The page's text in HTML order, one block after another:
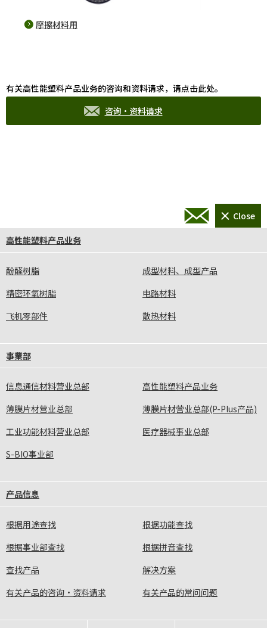
摩擦材料用
有关高性能塑料产品业务的咨询和资料请求，请点击此处。
咨询·资料请求
高性能塑料产品业务
酚醛树脂
成型材料、成型产品
精密环氧树脂
电路材料
飞机零部件
散热材料
事業部
信息通信材料营业总部
高性能塑料产品业务
薄膜片材营业总部
薄膜片材营业总部(P-Plus产品)
工业功能材料营业总部
医疗器械事业总部
S-BIO事业部
产品信息
根据用途查找
根据功能查找
根据事业部查找
根据拼音查找
查找产品
解决方案
有关产品的咨询·资料请求
有关产品的常问问题